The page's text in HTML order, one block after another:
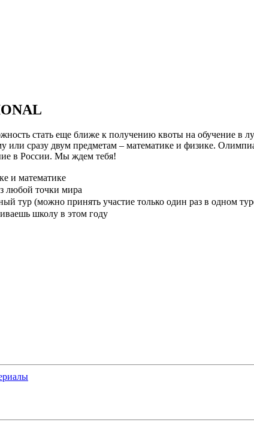
стать еще ближе к получению квоты на обучение
или сразу двум предметам – математике и физике.
в России. Мы ждем тебя!
и математике
любой точки мира
тур (можно принять участие только один раз в одном
школу в этом году